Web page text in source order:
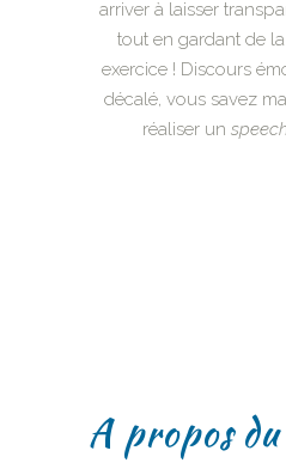
arriver à laisser
tout en gardant de
exercice ! Discours
décalé, vous savez
réaliser un
A propos